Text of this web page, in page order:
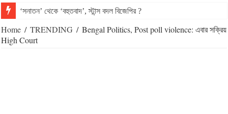
‘সনাতন’ থেকে ‘বহুতবাদ’, স্টান্স বদল বিজেপির ?
Home / TRENDING / Bengal Politics, Post poll violence: এবার সক্রিয়
High Court